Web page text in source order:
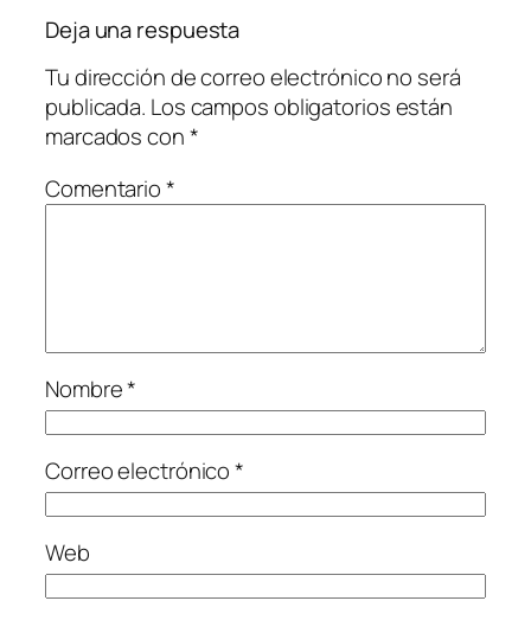
Deja una respuesta
Tu dirección de correo electrónico no será
publicada. Los campos obligatorios están
marcados con*
Comentario*
Nombre*
Correo electrónico*
Web